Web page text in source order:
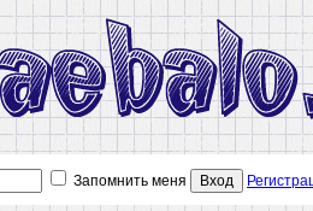
Запомнить меня Вход